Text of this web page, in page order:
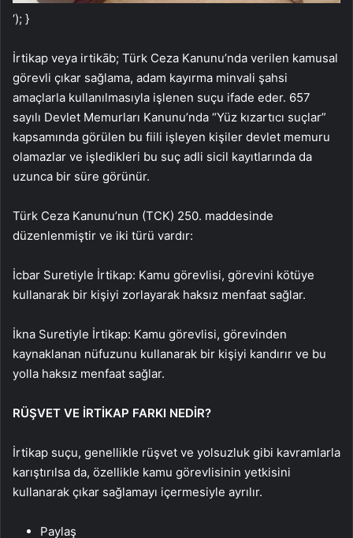
‘); }
İrtikap veya irtikāb; Türk Ceza Kanunu’nda verilen kamusal
görevli çıkar sağlama, adam kayırma minvali şahsi
amaçlarla kullanılmasıyla işlenen suçu ifade eder. 657
sayılı Devlet Memurları Kanunu’nda “Yüz kızartıcı suçlar”
kapsamında görülen bu fiili işleyen kişiler devlet memuru
olamazlar ve işledikleri bu suç adli sicil kayıtlarında da
uzunca bir süre görünür.
Türk Ceza Kanunu’nun (TCK) 250. maddesinde
düzenlenmiştir ve iki türü vardır:
İcbar Suretiyle İrtikap: Kamu görevlisi, görevini kötüye
kullanarak bir kişiyi zorlayarak haksız menfaat sağlar.
İkna Suretiyle İrtikap: Kamu görevlisi, görevinden
kaynaklanan nüfuzunu kullanarak bir kişiyi kandırır ve bu
yolla haksız menfaat sağlar.
RÜŞVET VE İRTİKAP FARKI NEDİR?
İrtikap suçu, genellikle rüşvet ve yolsuzluk gibi kavramlarla
karıştırılsa da, özellikle kamu görevlisinin yetkisini
kullanarak çıkar sağlamayı içermesiyle ayrılır.
Paylaş